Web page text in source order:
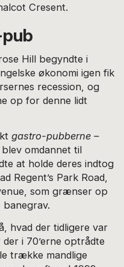
Cresent.
Hill begyndte i
økonomi igen fik
recession, og
op for denne lidt
gastro-pubberne –
omdannet til
at holde deres indtog
Regent’s Park Road,
som grænser op
banegrav.
hvad der tidligere var
i 70’erne optrådte
trække mandlige